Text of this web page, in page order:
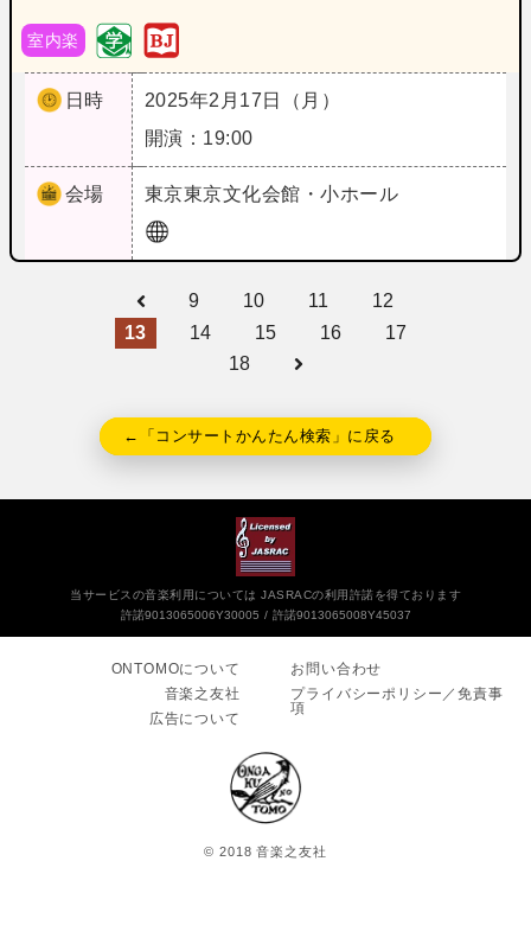
室内楽
日時
2025年2月17日（月）
開演：19:00
会場 東京東京文化会館・小ホール
9 10 11
12
13
14 15 16
17
18
←「コンサートかんたん検索」に戻る
当サービスの音楽利用については JASRACの利用許諾を得ております
許諾9013065006Y30005
許諾9013065008Y45037
ONTOMOについて
音楽之友社
広告について
お問い合わせ
プライバシーポリシー／免責事
項
© 2018 音楽之友社